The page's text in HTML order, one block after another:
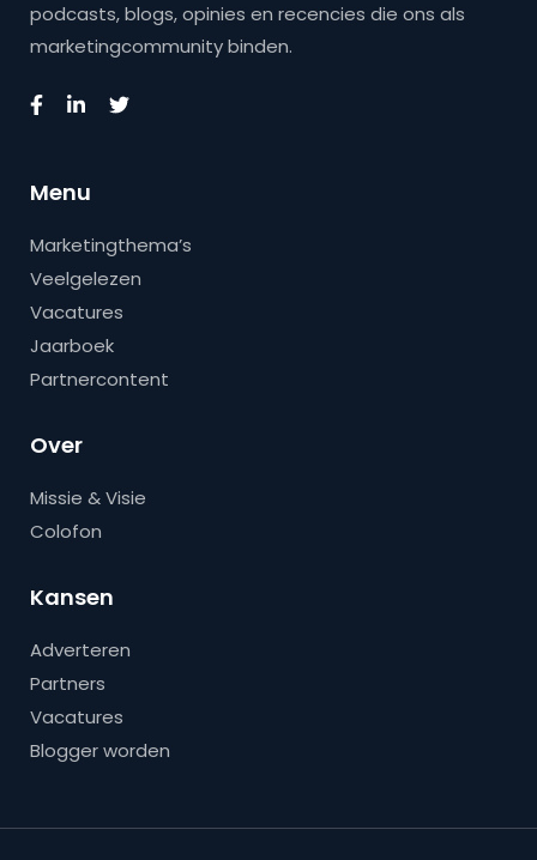
podcasts, blogs, opinies en recencies die ons als
marketingcommunity binden.
Menu
Marketingthema’s
Veelgelezen
Vacatures
Jaarboek
Partnercontent
Over
Missie & Visie
Colofon
Kansen
Adverteren
Partners
Vacatures
Blogger worden